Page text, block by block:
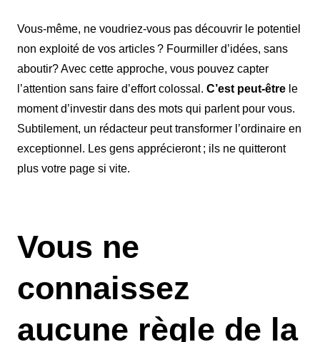
Vous-même, ne voudriez-vous pas découvrir le potentiel
non exploité de vos articles ? Fourmiller d’idées, sans
aboutir? Avec cette approche, vous pouvez capter
l’attention sans faire d’effort colossal. C’est peut-être le
moment d’investir dans des mots qui parlent pour vous.
Subtilement, un rédacteur peut transformer l’ordinaire en
exceptionnel. Les gens apprécieront ; ils ne quitteront
plus votre page si vite.
Vous ne
connaissez
aucune règle de la